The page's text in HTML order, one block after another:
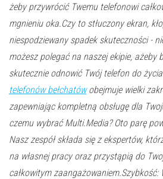
żeby przywrócić Twemu telefonowi
mgnieniu oka.Czy to stłuczony ekran,
niespodziewany spadek skuteczności -
możesz polegać na naszej ekipie, ażeby
skutecznie odnowić Twój telefon do
telefonów bełchatówobejmuje wielki
zapewniając kompletną obsługę dla
czemu wybrać Multi.Media? Oto parę
Nasz zespół składa się z ekspertów,
na własnej pracy oraz przystąpią do
całkowitym zaangażowaniem.Szybkość: